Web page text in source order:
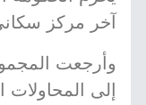
آخر مركز
وأرجعت
إلى المحاولات